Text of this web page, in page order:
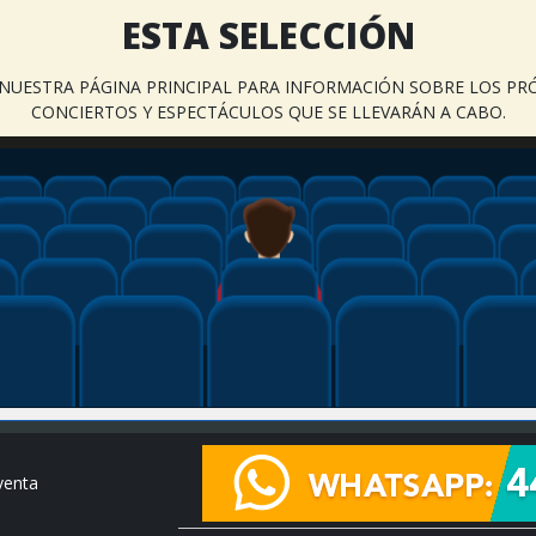
ESTA SELECCIÓN
PÁGINA PRINCIPAL PARA INFORMACIÓN SOBRE LOS
CONCIERTOS Y ESPECTÁCULOS QUE SE LLEVARÁN A CABO.